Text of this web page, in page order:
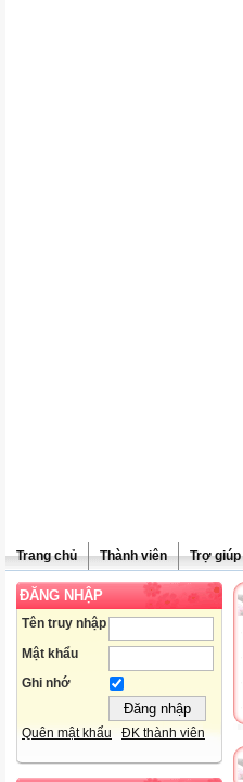
Trang chủ Thành viên Trợ giúp
ĐĂNG NHẬP
Tên truy nhập
Mật khẩu
Ghi nhớ
Quên mật khẩu ĐK thành viên